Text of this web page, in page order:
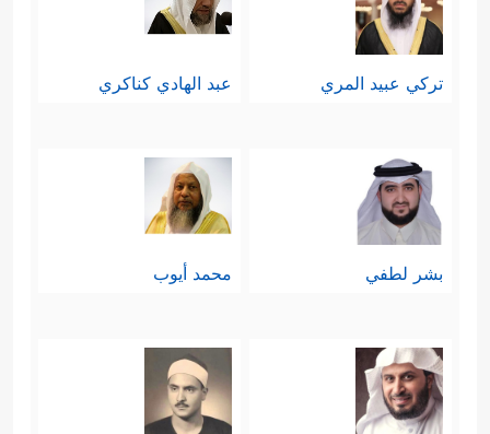
تركي عبيد المري عبد الهادي كناكري
بشر لطفي محمد أيوب